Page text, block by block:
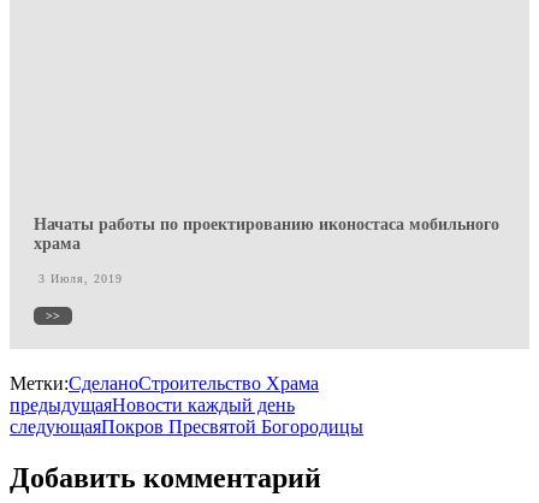
Начаты работы по проектированию иконостаса мобильного
храма
3 Июля, 2019
>>
Метки:СделаноСтроительство Храма
предыдущаяНовости каждый день
следующаяПокров Пресвятой Богородицы
Добавить комментарий